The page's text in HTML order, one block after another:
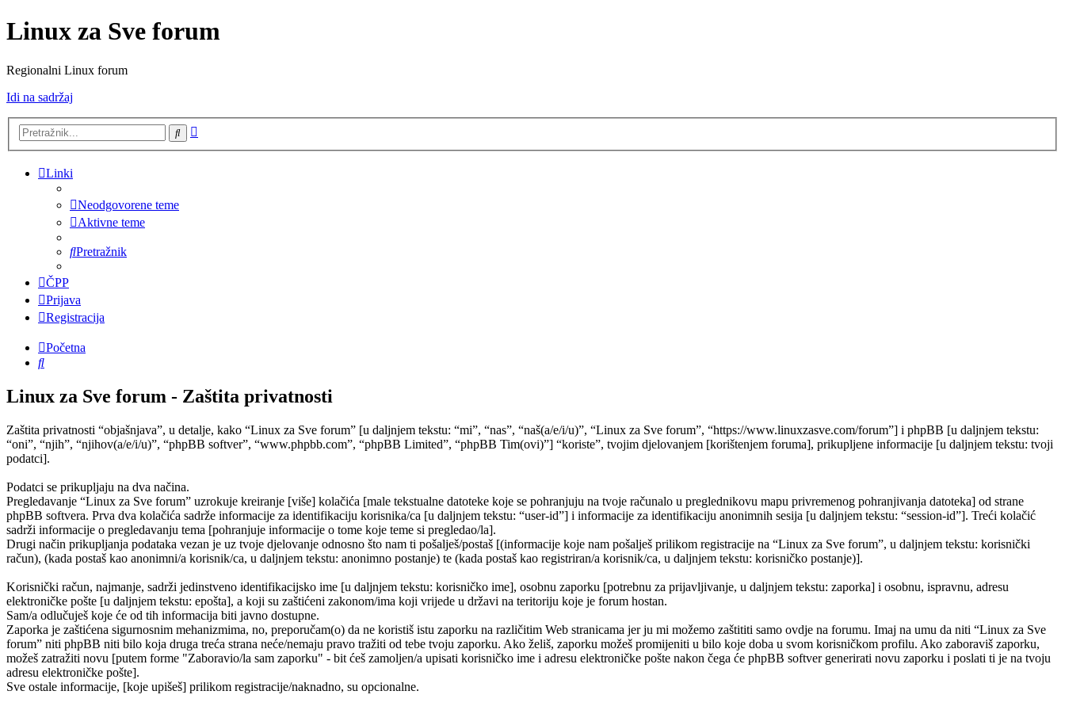
Linux za Sve forum
Regionalni Linux forum
Idi na sadržaj
Pretražnik
Linki
Neodgovorene teme
Aktivne teme
Pretražnik
ČPP
Prijava
Registracija
Početna
Pretražnik
Linux za Sve forum - Zaštita privatnosti
Zaštita privatnosti “objašnjava”, u detalje, kako “Linux za Sve forum” [u daljnjem tekstu: “mi”, “nas”, “naš(a/e/i/u)”, “Linux za Sve forum”, “https://www.linuxzasve.com/forum”] i phpBB [u daljnjem tekstu:
“oni”, “njih”, “njihov(a/e/i/u)”, “phpBB softver”, “www.phpbb.com”, “phpBB Limited”, “phpBB Tim(ovi)”] “koriste”, tvojim djelovanjem [korištenjem foruma], prikupljene informacije [u daljnjem tekstu: tvoji
podatci].
Podatci se prikupljaju na dva načina.
Pregledavanje “Linux za Sve forum” uzrokuje kreiranje [više] kolačića [male tekstualne datoteke koje se pohranjuju na tvoje računalo u preglednikovu mapu privremenog pohranjivanja datoteka] od strane
phpBB softvera. Prva dva kolačića sadrže informacije za identifikaciju korisnika/ca [u daljnjem tekstu: “user-id”] i informacije za identifikaciju anonimnih sesija [u daljnjem tekstu: “session-id”]. Treći kolačić
sadrži informacije o pregledavanju tema [pohranjuje informacije o tome koje teme si pregledao/la].
Drugi način prikupljanja podataka vezan je uz tvoje djelovanje odnosno što nam ti pošalješ/postaš [(informacije koje nam pošalješ prilikom registracije na “Linux za Sve forum”, u daljnjem tekstu: korisnički
račun), (kada postaš kao anonimni/a korisnik/ca, u daljnjem tekstu: anonimno postanje) te (kada postaš kao registriran/a korisnik/ca, u daljnjem tekstu: korisničko postanje)].
Korisnički račun, najmanje, sadrži jedinstveno identifikacijsko ime [u daljnjem tekstu: korisničko ime], osobnu zaporku [potrebnu za prijavljivanje, u daljnjem tekstu: zaporka] i osobnu, ispravnu, adresu
elektroničke pošte [u daljnjem tekstu: epošta], a koji su zaštićeni zakonom/ima koji vrijede u državi na teritoriju koje je forum hostan.
Sam/a odlučuješ koje će od tih informacija biti javno dostupne.
Zaporka je zaštićena sigurnosnim mehanizmima, no, preporučam(o) da ne koristiš istu zaporku na različitim Web stranicama jer ju mi možemo zaštititi samo ovdje na forumu. Imaj na umu da niti “Linux za Sve
forum” niti phpBB niti bilo koja druga treća strana neće/nemaju pravo tražiti od tebe tvoju zaporku. Ako želiš, zaporku možeš promijeniti u bilo koje doba u svom korisničkom profilu. Ako zaboraviš zaporku,
možeš zatražiti novu [putem forme "Zaboravio/la sam zaporku" - bit ćeš zamoljen/a upisati korisničko ime i adresu elektroničke pošte nakon čega će phpBB softver generirati novu zaporku i poslati ti je na tvoju
adresu elektroničke pošte].
Sve ostale informacije, [koje upišeš] prilikom registracije/naknadno, su opcionalne.